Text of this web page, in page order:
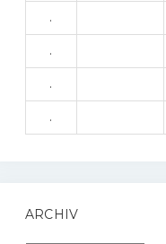
.
.
.
.
ARCHIV